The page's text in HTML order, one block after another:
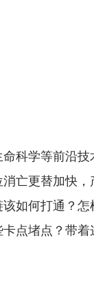
科学等前沿技
亡更替加快，
如何打通？怎
点堵点？带着